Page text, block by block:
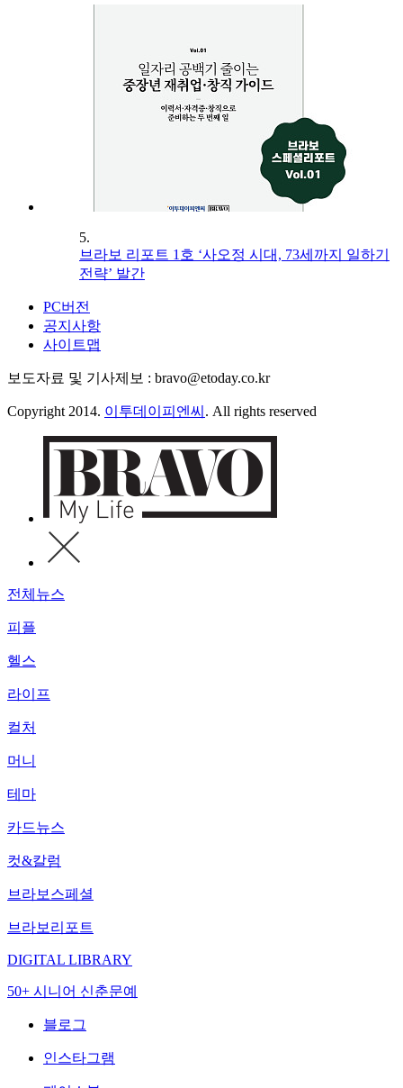
5.
브라보 리포트 1호 ‘사오정 시대, 73세까지 일하기
전략’ 발간
PC버전
공지사항
사이트맵
보도자료 및 기사제보 : bravo@etoday.co.kr
Copyright 2014. 이투데이피엔씨 . All rights reserved
전체뉴스
피플
헬스
라이프
컬처
머니
테마
카드뉴스
컷&칼럼
브라보스페셜
브라보리포트
DIGITAL LIBRARY
50+ 시니어 신춘문예
블로그
인스타그램